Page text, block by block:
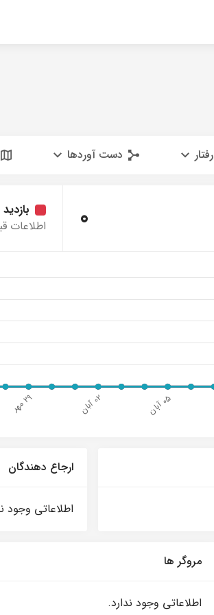
رفتار دست آوردها
0
اطلاعات
ارجاع دهندگان
اطلاعاتی وجود
مروگر ها
اطلاعاتی وجود ندارد.